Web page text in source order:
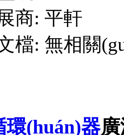
商: 平軒
檔: 無相關
(huán)器